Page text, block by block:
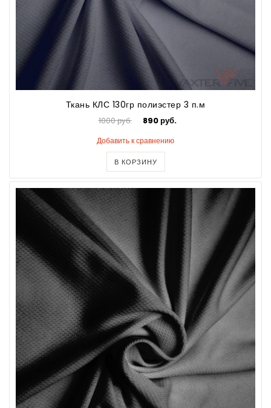
Ткань КЛС 130гр полиэстер 3 п.м
1000 руб. 890 руб.
Добавить к сравнению
В КОРЗИНУ